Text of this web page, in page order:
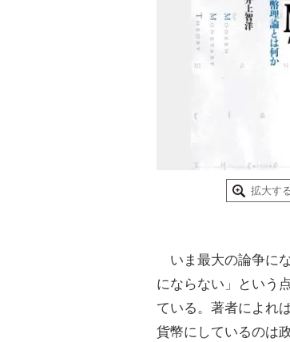
拡大す
いま最大の論争に
にならない」という
ている。著者によれ
貨幣にしているのは